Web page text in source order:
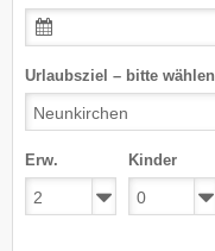
Urlaubsziel – bitte wählen
Erw. Kinder